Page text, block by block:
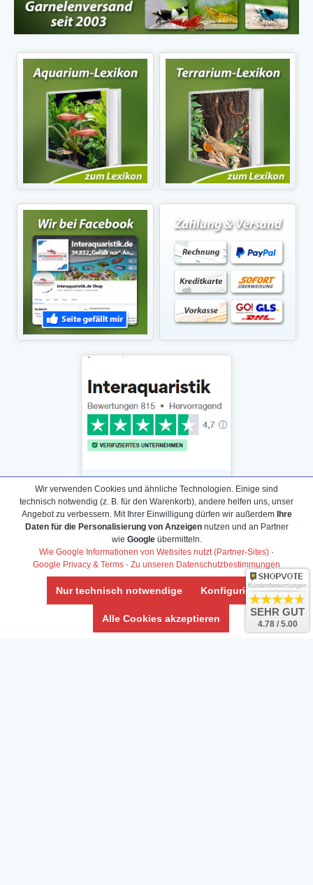
Daten­schutz­erklärung
Widerrufs­recht /Widerrufs­formular
AGB & Info
Impressum
Umwelt und Entsorgung
Vertrag widerrufen
Wir verwenden Cookies und ähnliche Technologien. Einige sind
technisch notwendig (z. B. für den Warenkorb), andere helfen uns, unser
Angebot zu verbessern. Mit Ihrer Einwilligung dürfen wir außerdem Ihre
Daten für die Personalisierung von Anzeigennutzen und an Partner
wie Googleübermitteln.
Wie Google Informationen von Websites nutzt (Partner-Sites) ·
Google Privacy & Terms · Zu unseren Datenschutzbestimmungen
Nur technisch notwendige Konfigurieren
Alle Cookies akzeptieren
Kundenbewertungen
SEHR GUT
4.78 / 5.00